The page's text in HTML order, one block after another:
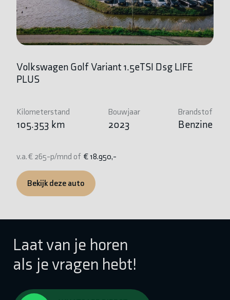
Volkswagen Golf Variant 1.5eTSI Dsg LIFE
PLUS
Kilometerstand
105.353 km
Bouwjaar
2023
Brandstof
Benzine
v.a. € 265-p/mnd of € 18.950,-
Bekijk deze auto
Laat van je horen
als je vragen hebt!